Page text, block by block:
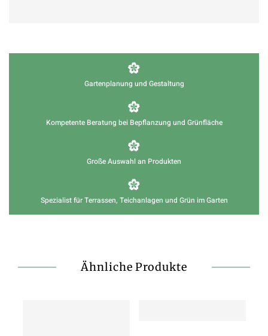
Gartenplanung und Gestaltung
Kompetente Beratung bei Bepflanzung und Grünfläche
Große Auswahl an Produkten
Spezialist für Terrassen, Teichanlagen und Grün im Garten
Ähnliche Produkte